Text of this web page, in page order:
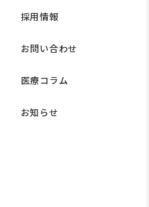
採用情報
お問い合わせ
医療コラム
お知らせ